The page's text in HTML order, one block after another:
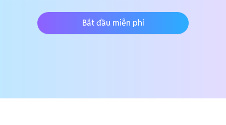
Bắt đầu miễn phí